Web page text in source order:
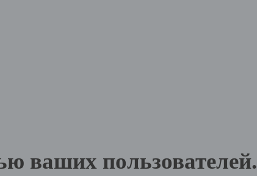
ваших пользователей.